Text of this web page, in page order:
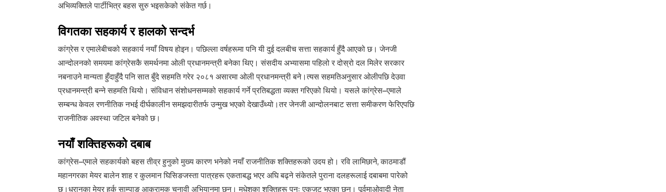
अभिव्यक्तिले पार्टीभित्र बहस सुरु भइसकेको संकेत गर्छ।
विगतका सहकार्य र हालको सन्दर्भ
कांग्रेस र एमालेबीचको सहकार्य नयाँ विषय होइन। पछिल्ला वर्षहरूमा पनि यी दुई दलबीच सत्ता सहकार्य हुँदै आएको छ। जेनजी
आन्दोलनको समयमा कांग्रेसकै समर्थनमा ओली प्रधानमन्त्री बनेका थिए। संसदीय अभ्यासमा पहिलो र दोस्रो दल मिलेर सरकार
नबनाउने मान्यता हुँदाहुँदै पनि सात बुँदे सहमति गरेर २०८१ असारमा ओली प्रधानमन्त्री बने।त्यस सहमतिअनुसार ओलीपछि देउवा
प्रधानमन्त्री बन्ने सहमति थियो। संविधान संशोधनसम्मको सहकार्य गर्ने प्रतिबद्धता व्यक्त गरिएको थियो। यसले कांग्रेस–एमाले
सम्बन्ध केवल रणनीतिक नभई दीर्घकालीन समझदारीतर्फ उन्मुख भएको देखाउँथ्यो।तर जेनजी आन्दोलनबाट सत्ता समीकरण फेरिएपछि
राजनीतिक अवस्था जटिल बनेको छ।
नयाँ शक्तिहरूको दबाब
कांग्रेस–एमाले सहकार्यको बहस तीव्र हुनुको मुख्य कारण भनेको नयाँ राजनीतिक शक्तिहरूको उदय हो। रवि लामिछाने, काठमाडौं
महानगरका मेयर बालेन शाह र कुलमान घिसिङजस्ता पात्रहरू एकताबद्ध भएर अघि बढ्ने संकेतले पुराना दलहरूलाई दबाबमा पारेको
छ।धरानका मेयर हर्क साम्पाङ आक्रामक चुनावी अभियानमा छन्। मधेशका शक्तिहरू पुनः एकजुट भएका छन्। पूर्वमाओवादी नेता